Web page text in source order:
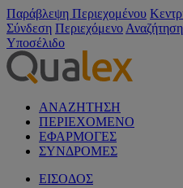
Παράβλεψη Περιεχομένου
Σύνδεση Περιεχόμενο Αναζήτηση
Υποσέλιδο
ΑΝΑΖΗΤΗΣΗ
ΠΕΡΙΕΧΟΜΕΝΟ
ΕΦΑΡΜΟΓΕΣ
ΣΥΝΔΡΟΜΕΣ
ΕΙΣΟΔΟΣ